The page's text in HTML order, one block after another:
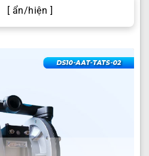
[ ẩn/hiện ]